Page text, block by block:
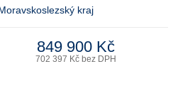
kraj
849 900 Kč
702 397 Kč bez DPH